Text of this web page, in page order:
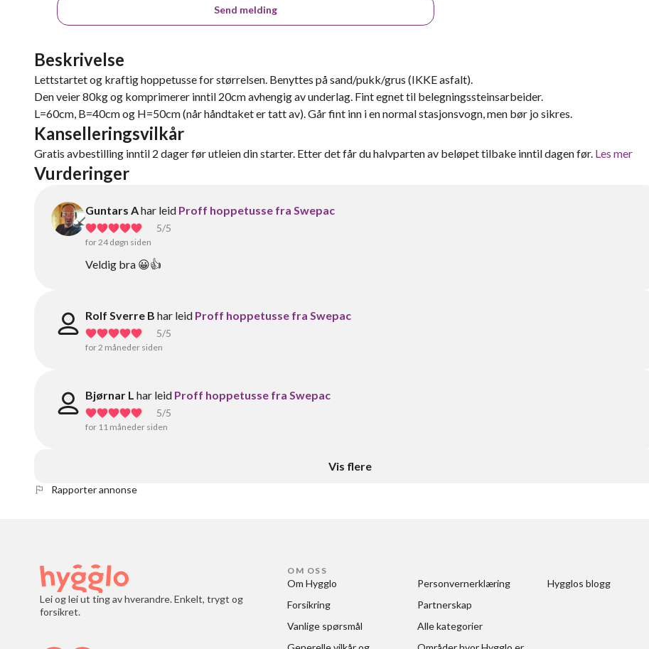
Send melding
Beskrivelse
Lettstartet og kraftig hoppetusse for størrelsen. Benyttes på sand/pukk/grus (IKKE asfalt).
Den veier 80kg og komprimerer inntil 20cm avhengig av underlag. Fint egnet til belegningssteinsarbeider.
L=60cm, B=40cm og H=50cm (når håndtaket er tatt av). Går fint inn i en normal stasjonsvogn, men bør jo sikres.
Kanselleringsvilkår
Gratis avbestilling inntil 2 dager før utleien din starter. Etter det får du halvparten av beløpet tilbake inntil dagen før. Les mer
Vurderinger
Guntars Ahar leid Proff hoppetusse fra Swepac
5/5
for 24 døgn siden
Veldig bra 😀👍
Rolf Sverre B har leid Proff hoppetusse fra Swepac
5/5
for 2 måneder siden
Bjørnar L har leid Proff hoppetusse fra Swepac
5/5
for 11 måneder siden
Vis flere
Rapporter annonse
Lei og lei ut ting av hverandre. Enkelt, trygt og
forsikret.
OM OSS
Om Hygglo
Forsikring
Vanlige spørsmål
Personvernerklæring
Partnerskap
Alle kategorier
Hygglos blogg